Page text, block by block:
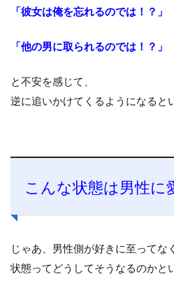
「彼女は俺を忘れるのでは！？」
「他の男に取られるのでは！？」
と不安を感じて、
逆に追いかけてくるようになると
こんな状態は男性に
じゃあ、男性側が好きに至ってな
状態ってどうしてそうなるのかと